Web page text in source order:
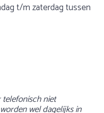
t/m zaterdag tussen
niet
wel dagelijks in